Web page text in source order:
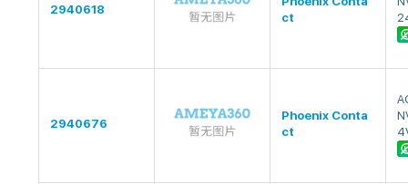
2940618
ct
2940676
Phoenix Conta
ct